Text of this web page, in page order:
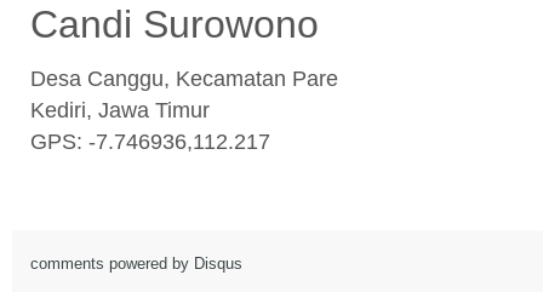
Candi Surowono
Desa Canggu, Kecamatan Pare
Kediri, Jawa Timur
GPS: -7.746936,112.217
comments powered by Disqus